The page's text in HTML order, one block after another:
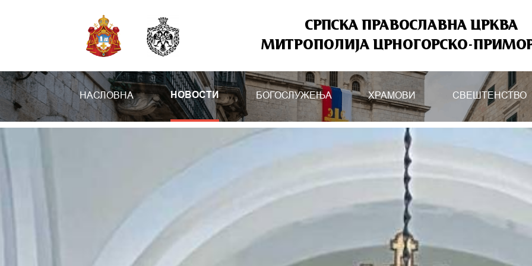
СРПСКА ПРАВОСЛАВНА ЦРКВА
МИТРОПОЛИЈА ЦРНОГОРСКО-
НАСЛОВНА НОВОСТИ БОГОСЛУЖЕЊА ХРАМОВИ СВЕШТЕНСТВО